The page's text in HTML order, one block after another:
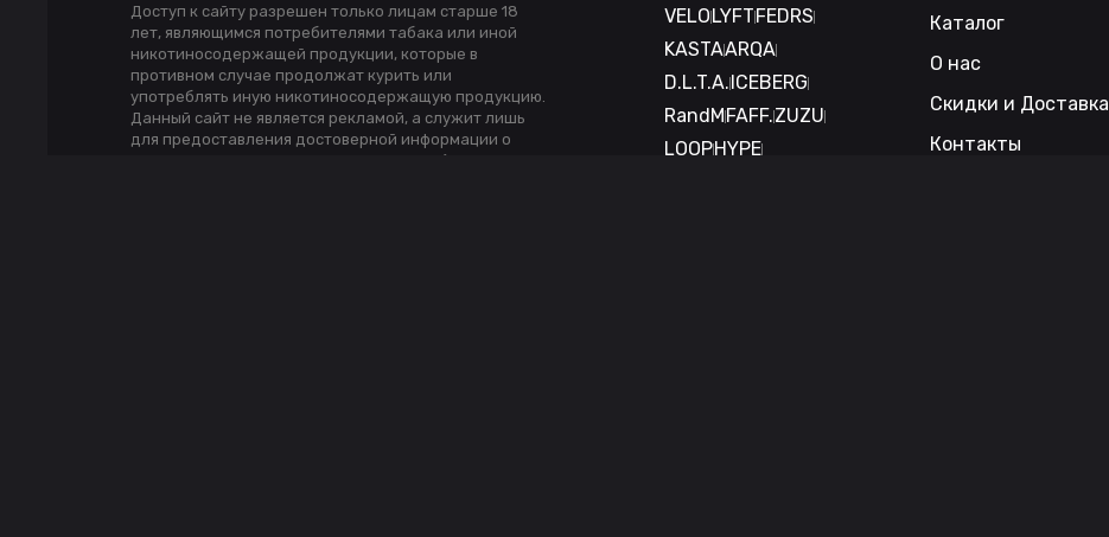
Доступ к сайту разрешен только лицам старше 18
лет, являющимся потребителями табака или иной
никотиносодержащей продукции, которые в
противном случае продолжат курить или
употреблять иную никотиносодержащую продукцию.
Данный сайт не является рекламой, а служит лишь
для предоставления достоверной информации о
свойствах, характеристиках продукции (п.1 и п.2 ст.
VELOLYFTFEDRS
KASTAARQA
D.L.T.A.ICEBERG
RandMFAFF.ZUZU
LOOPHYPE
Каталог
О нас
Скидки и Доставка
Контакты